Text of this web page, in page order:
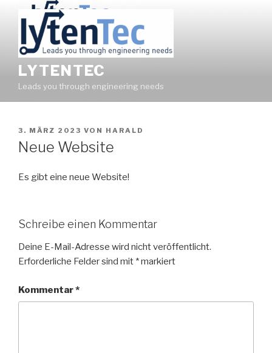
Inhalt
springen
LYTENTEC
Leads you through engineering needs
VERÖFFENTLICHT
AM
3. MÄRZ 2023 VON HARALD
Neue Website
Es gibt eine neue Website!
Schreibe einen Kommentar
Deine E-Mail-Adresse wird nicht veröffentlicht.
Erforderliche Felder sind mit *markiert
Kommentar*